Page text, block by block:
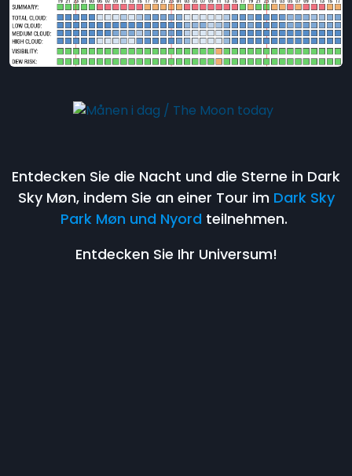
Entdecken Sie die Nacht und die Sterne in Dark
Sky Møn, indem Sie an einer Tour im Dark Sky
Park Møn und Nyord teilnehmen.
Entdecken Sie Ihr Universum!